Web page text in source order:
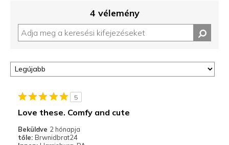
4 vélemény
5
Love these. Comfy and cute
Beküldve 2 hónapja
tőle: Brwnidbrat24